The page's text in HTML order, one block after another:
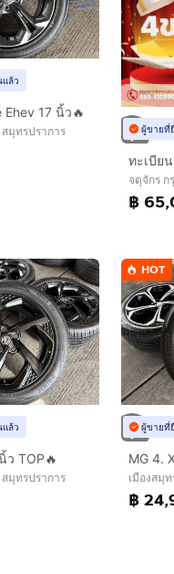
ล้ว
Ehev 17 นิ้ว🔥
สมุทรปราการ ผู้ขายที่
จตุจักร ก
฿
ล้ว
ว TOP🔥
สมุทรปราการ
HOT
ผู้ขายที่
เมืองสมุ
฿